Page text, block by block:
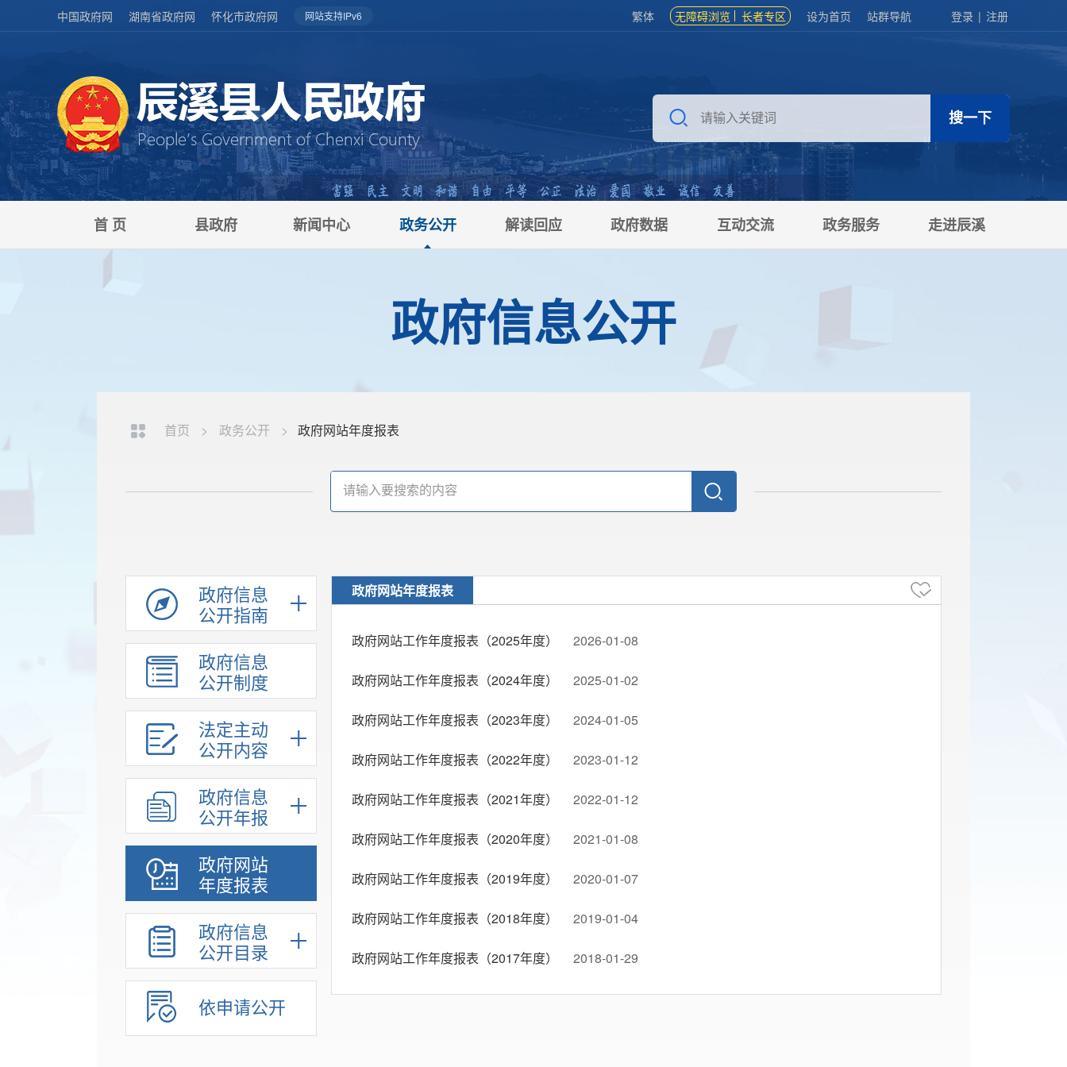
中国政府网 湖南省政府网 怀化市政府网 网站支持IPv6 繁体 无障碍浏览 长者专区 设为首页 站群导航 登录 | 注册
首 页 县政府 新闻中心 政务公开 解读回应 政府数据 互动交流 政务服务 走进辰溪
政府信息公开
首页 > 政务公开 > 政府网站年度报表
政府信息
公开指南
政府信息
公开制度
法定主动
公开内容
政府信息
公开年报
政府网站
年度报表
政府信息
公开目录
依申请公开
政府网站年度报表
政府网站工作年度报表（2025年度） 2026-01-08
政府网站工作年度报表（2024年度） 2025-01-02
政府网站工作年度报表（2023年度） 2024-01-05
政府网站工作年度报表（2022年度） 2023-01-12
政府网站工作年度报表（2021年度） 2022-01-12
政府网站工作年度报表（2020年度） 2021-01-08
政府网站工作年度报表（2019年度） 2020-01-07
政府网站工作年度报表（2018年度） 2019-01-04
政府网站工作年度报表（2017年度） 2018-01-29